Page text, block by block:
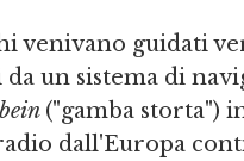
venivano guidati
un sistema di
("gamba storta")
dall'Europa